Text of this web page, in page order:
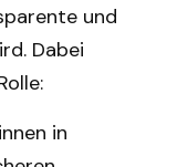
und
Dabei
in